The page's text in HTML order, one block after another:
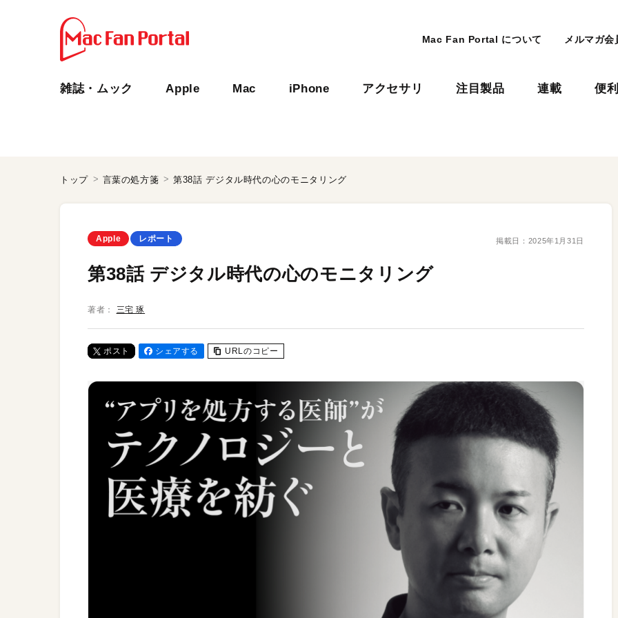
Mac Fan Portal について メルマガ会
雑誌・ムック Apple Mac iPhone アクセサリ 注目製品 連載 便
トップ 言葉の処方箋 第38話 デジタル時代の心のモニタリング
Apple レポート 掲載日： 2025年1月31日
第38話 デジタル時代の心のモニタリング
著者： 三宅 琢
ポスト シェアする URLのコピー